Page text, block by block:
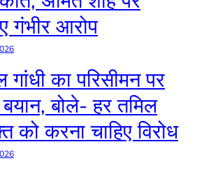
गंभीर आरोप
गांधी का परिसीमन पर
बोले- हर तमिल
को करना चाहिए विरोध